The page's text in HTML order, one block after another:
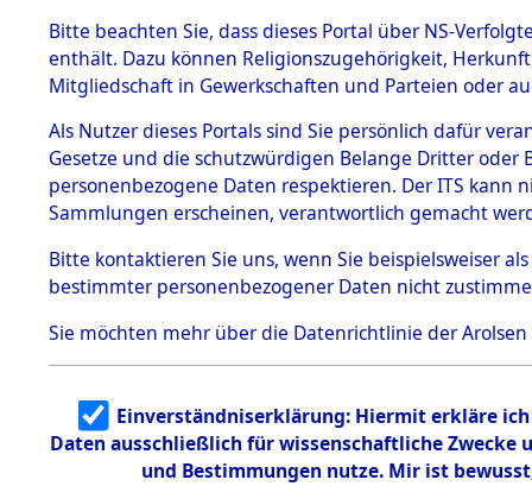
BESTÄNDE
1.
mente
5. Verschiedenes
5.3
Todesmärsche
5.3.1 Alliierte
Erhebungen
zu
Todesmärsch
en
5.3.2
Identifizierun
g
5.3.3
Todesmärsch
0002
Bitte beachten Sie, dass dieses Portal über NS-
enthält. Dazu können Religionszugehörigkeit,
Mitgliedschaft in Gewerkschaften und Parteien oder
Als Nutzer dieses Portals sind Sie persönlich dafür
Gesetze und die schutzwürdigen Belange Dritter
personenbezogene Daten respektieren. Der ITS
Sammlungen erscheinen, verantwortlich gemacht
Bitte kontaktieren Sie uns, wenn Sie beispielsweiser
bestimmter personenbezogener Daten nicht
Sie möchten mehr über die Datenrichtlinie der Arolsen
Einverständniserklärung: Hiermit erkläre
Daten ausschließlich für wissenschaftliche
und Bestimmungen nutze. Mir ist